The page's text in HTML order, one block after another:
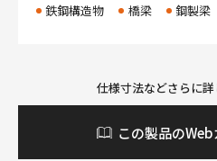
鉄鋼構造物
橋梁 鋼製梁
仕様寸法などさらに
この製品の